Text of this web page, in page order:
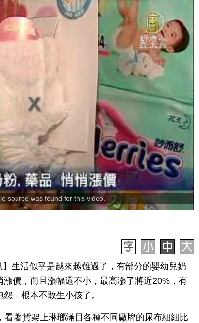
source was found for this video.
】生活似乎是越來越難過了，有部分的嬰幼兒奶
價，而且漲幅還不小，最高漲了將近20%，有
，根本不敢生小孩了。
著貨架上琳瑯滿目各種不同廠牌的尿布細細比